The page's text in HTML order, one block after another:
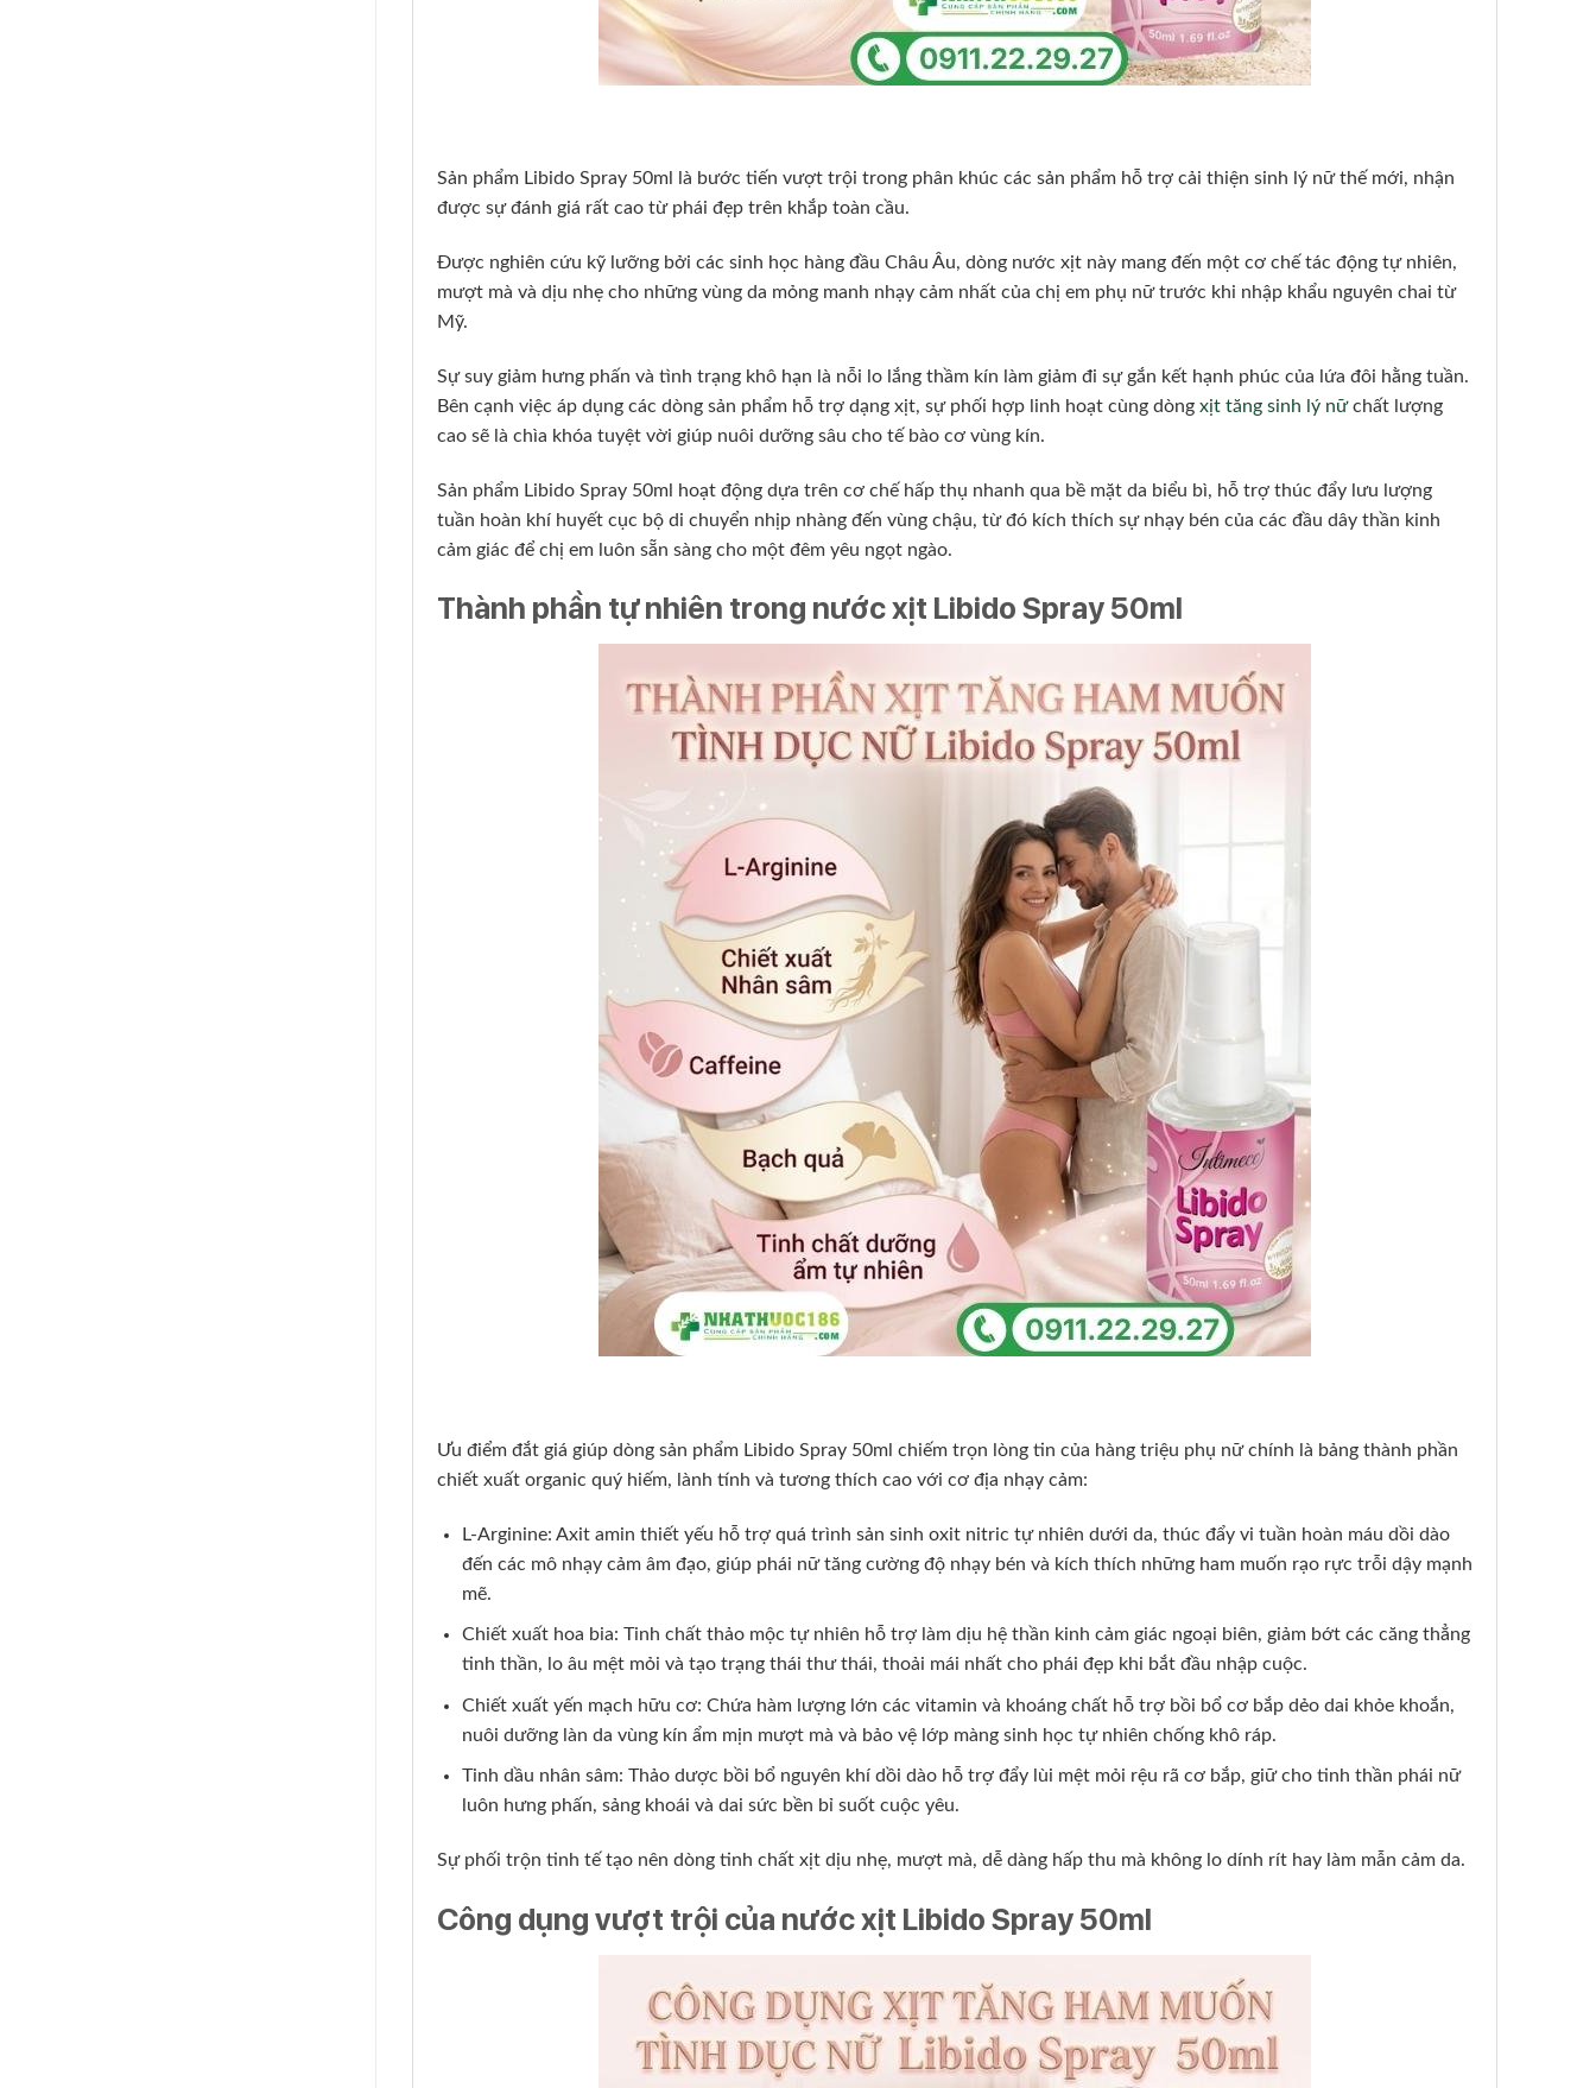
Sản phẩm Libido Spray 50ml là bước tiến vượt trội trong phân khúc các sản phẩm hỗ trợ cải thiện sinh lý nữ thế mới, nhận
được sự đánh giá rất cao từ phái đẹp trên khắp toàn cầu.
Được nghiên cứu kỹ lưỡng bởi các sinh học hàng đầu Châu Âu, dòng nước xịt này mang đến một cơ chế tác động tự nhiên,
mượt mà và dịu nhẹ cho những vùng da mỏng manh nhạy cảm nhất của chị em phụ nữ trước khi nhập khẩu nguyên chai từ
Mỹ.
Sự suy giảm hưng phấn và tình trạng khô hạn là nỗi lo lắng thầm kín làm giảm đi sự gắn kết hạnh phúc của lứa đôi hằng tuần.
Bên cạnh việc áp dụng các dòng sản phẩm hỗ trợ dạng xịt, sự phối hợp linh hoạt cùng dòng xịt tăng sinh lý nữchất lượng
cao sẽ là chìa khóa tuyệt vời giúp nuôi dưỡng sâu cho tế bào cơ vùng kín.
Sản phẩm Libido Spray 50ml hoạt động dựa trên cơ chế hấp thụ nhanh qua bề mặt da biểu bì, hỗ trợ thúc đẩy lưu lượng
tuần hoàn khí huyết cục bộ di chuyển nhịp nhàng đến vùng chậu, từ đó kích thích sự nhạy bén của các đầu dây thần kinh
cảm giác để chị em luôn sẵn sàng cho một đêm yêu ngọt ngào.
Thành phần tự nhiên trong nước xịt Libido Spray 50ml
Ưu điểm đắt giá giúp dòng sản phẩm Libido Spray 50ml chiếm trọn lòng tin của hàng triệu phụ nữ chính là bảng thành phần
chiết xuất organic quý hiếm, lành tính và tương thích cao với cơ địa nhạy cảm:
L-Arginine: Axit amin thiết yếu hỗ trợ quá trình sản sinh oxit nitric tự nhiên dưới da, thúc đẩy vi tuần hoàn máu dồi dào
đến các mô nhạy cảm âm đạo, giúp phái nữ tăng cường độ nhạy bén và kích thích những ham muốn rạo rực trỗi dậy mạnh
mẽ.
Chiết xuất hoa bia: Tinh chất thảo mộc tự nhiên hỗ trợ làm dịu hệ thần kinh cảm giác ngoại biên, giảm bớt các căng thẳng
tinh thần, lo âu mệt mỏi và tạo trạng thái thư thái, thoải mái nhất cho phái đẹp khi bắt đầu nhập cuộc.
Chiết xuất yến mạch hữu cơ: Chứa hàm lượng lớn các vitamin và khoáng chất hỗ trợ bồi bổ cơ bắp dẻo dai khỏe khoắn,
nuôi dưỡng làn da vùng kín ẩm mịn mượt mà và bảo vệ lớp màng sinh học tự nhiên chống khô ráp.
Tinh dầu nhân sâm: Thảo dược bồi bổ nguyên khí dồi dào hỗ trợ đẩy lùi mệt mỏi rệu rã cơ bắp, giữ cho tinh thần phái nữ
luôn hưng phấn, sảng khoái và dai sức bền bỉ suốt cuộc yêu.
Sự phối trộn tinh tế tạo nên dòng tinh chất xịt dịu nhẹ, mượt mà, dễ dàng hấp thu mà không lo dính rít hay làm mẫn cảm da.
Công dụng vượt trội của nước xịt Libido Spray 50ml